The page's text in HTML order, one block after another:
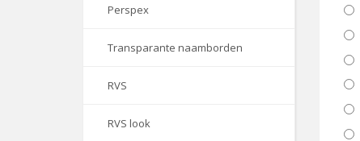
Perspex
Transparante naamborden
RVS
RVS look